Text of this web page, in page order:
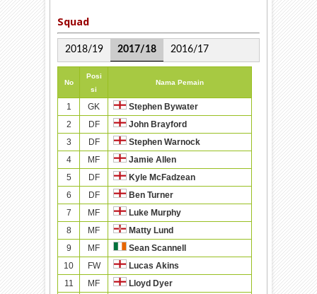
Squad
2018/19 2017/18 2016/17
No
Posi
si
Nama Pemain
1 GK
Stephen Bywater
2
DF
John Brayford
3
DF
Stephen Warnock
4
MF
Jamie Allen
5
DF
Kyle McFadzean
6
DF
Ben Turner
7
MF
Luke Murphy
8
MF
Matty Lund
9
MF
Sean Scannell
10
FW
Lucas Akins
11
MF
Lloyd Dyer